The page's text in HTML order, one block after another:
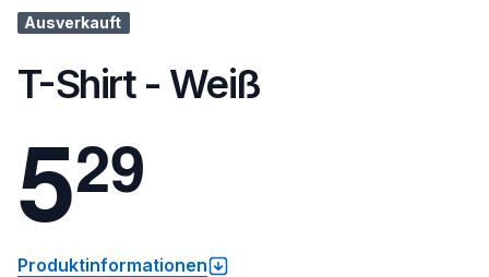
Ausverkauft
T-Shirt - Weiß
529
Produktinformationen